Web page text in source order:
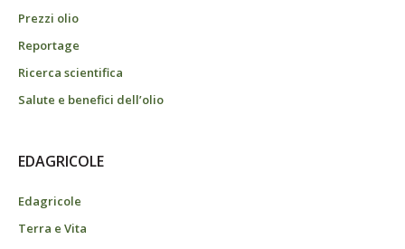
Prezzi olio
Reportage
Ricerca scientifica
Salute e benefici dell’olio
EDAGRICOLE
Edagricole
Terra e Vita